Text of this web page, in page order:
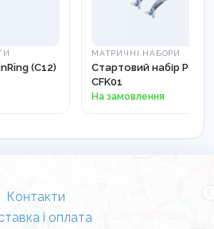
(C12)
МАТРИЧНІ НАБОРИ
Стартовий набір
CFK01
На замовлення
Контакти
і оплата